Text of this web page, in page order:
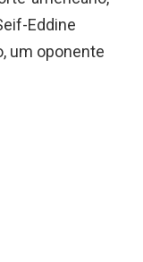
Eddine
um oponente